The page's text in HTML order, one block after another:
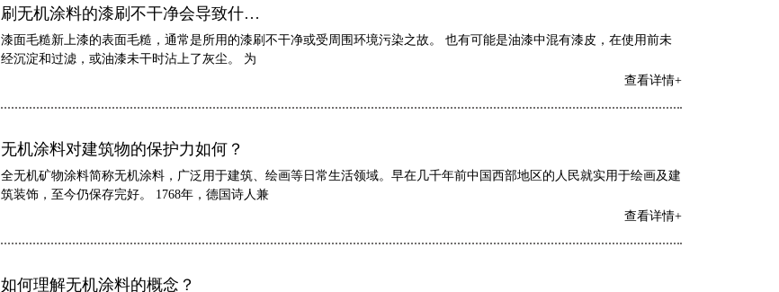
刷无机涂料的漆刷不干净会导致什…
漆面毛糙新上漆的表面毛糙，通常是所用的漆刷不干净或受周围环境污染之故。 也有可能是油漆中混有漆皮，在使用前未
经沉淀和过滤，或油漆未干时沾上了灰尘。 为
查看详情+
无机涂料对建筑物的保护力如何？
全无机矿物涂料简称无机涂料，广泛用于建筑、绘画等日常生活领域。早在几千年前中国西部地区的人民就实用于绘画及建
筑装饰，至今仍保存完好。 1768年，德国诗人兼
查看详情+
如何理解无机涂料的概念？